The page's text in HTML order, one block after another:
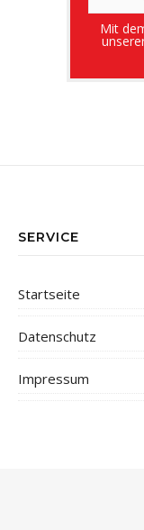
Mit
SERVICE
Startseite
Datenschutz
Impressum